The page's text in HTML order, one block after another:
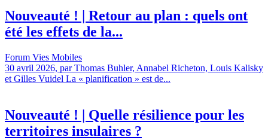
Nouveauté ! | Retour au plan : quels ont
été les effets de la...
Forum Vies Mobiles
30 avril 2026, par Thomas Buhler, Annabel Richeton, Louis Kalisky
et Gilles Vuidel La « planification » est de...
Nouveauté ! | Quelle résilience pour les
territoires insulaires ?